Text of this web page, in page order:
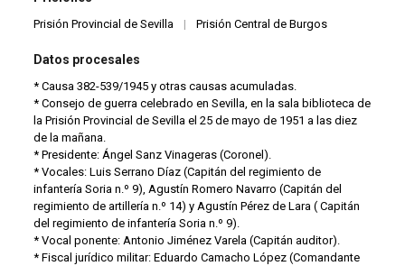
Prisión Provincial de Sevilla | Prisión Central de Burgos
Datos procesales
* Causa 382-539/1945 y otras causas acumuladas.
* Consejo de guerra celebrado en Sevilla, en la sala biblioteca de
la Prisión Provincial de Sevilla el 25 de mayo de 1951 a las diez
de la mañana.
* Presidente: Ángel Sanz Vinageras (Coronel).
* Vocales: Luis Serrano Díaz (Capitán del regimiento de
infantería Soria n.º 9), Agustín Romero Navarro (Capitán del
regimiento de artillería n.º 14) y Agustín Pérez de Lara ( Capitán
del regimiento de infantería Soria n.º 9).
* Vocal ponente: Antonio Jiménez Varela (Capitán auditor).
* Fiscal jurídico militar: Eduardo Camacho López (Comandante